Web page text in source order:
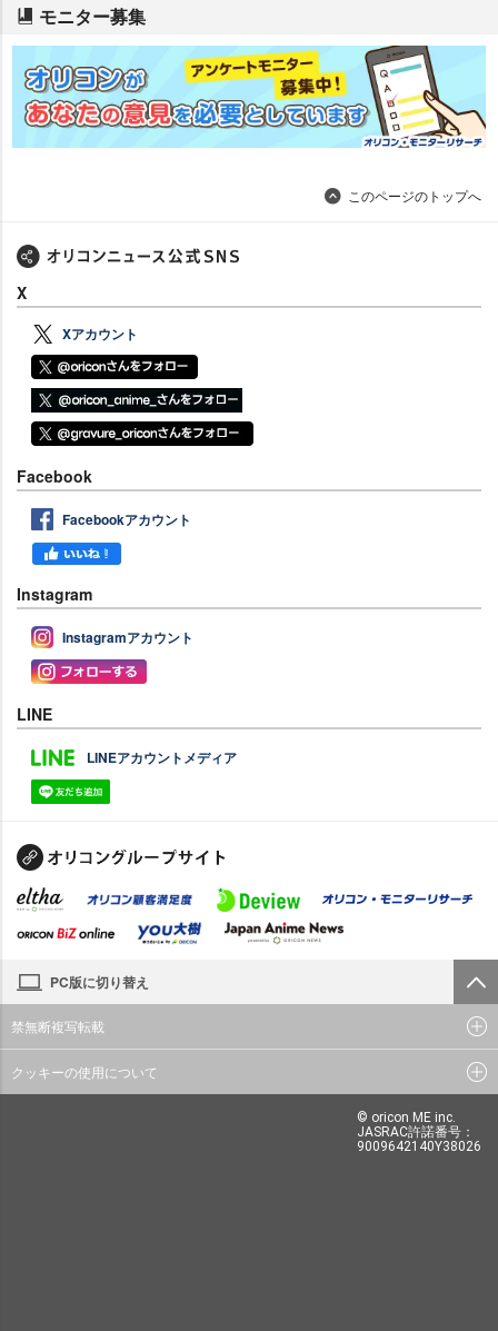
モニター募集
このページのトップへ
X
Xアカウント
Facebook
Facebookアカウント
Instagram
Instagramアカウント
LINE
LINEアカウントメディア
PC版に切り替え
禁無断複写転載
クッキーの使用について
© oricon ME inc.
JASRAC許諾番号：
9009642140Y38026